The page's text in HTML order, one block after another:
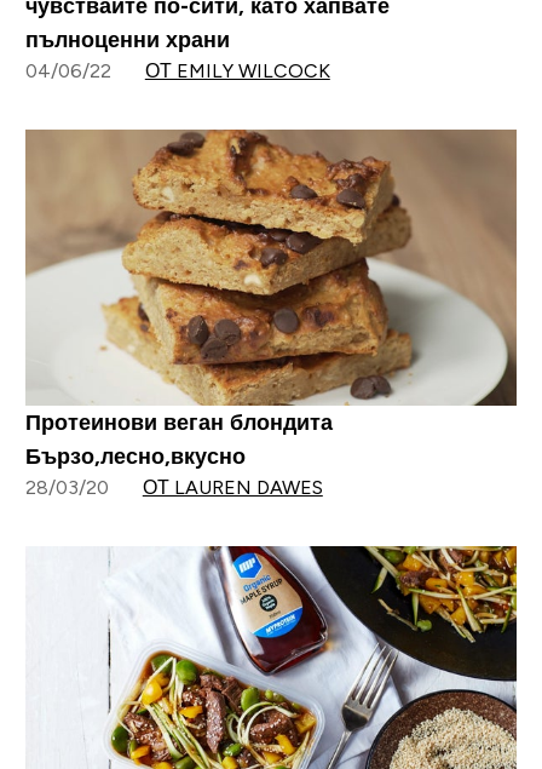
чувствайте по-сити, като хапвате
пълноценни храни
04/06/22 ОТ EMILY WILCOCK
Протеинови веган блондита
Бързо,лесно,вкусно
28/03/20 ОТ LAUREN DAWES